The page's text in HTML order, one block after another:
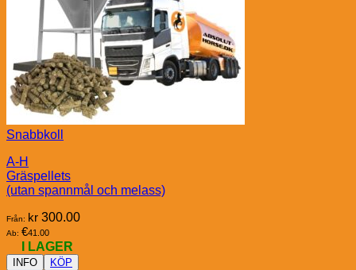
Snabbkoll
A-H
Gräspellets
(utan spannmål och melass)
Från: kr 300.00
Ab: €41.00
I LAGER
INFO KÖP